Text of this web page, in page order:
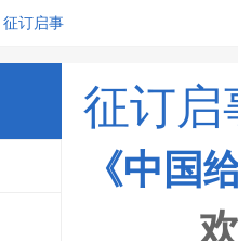
征订启事
征订启
《中国